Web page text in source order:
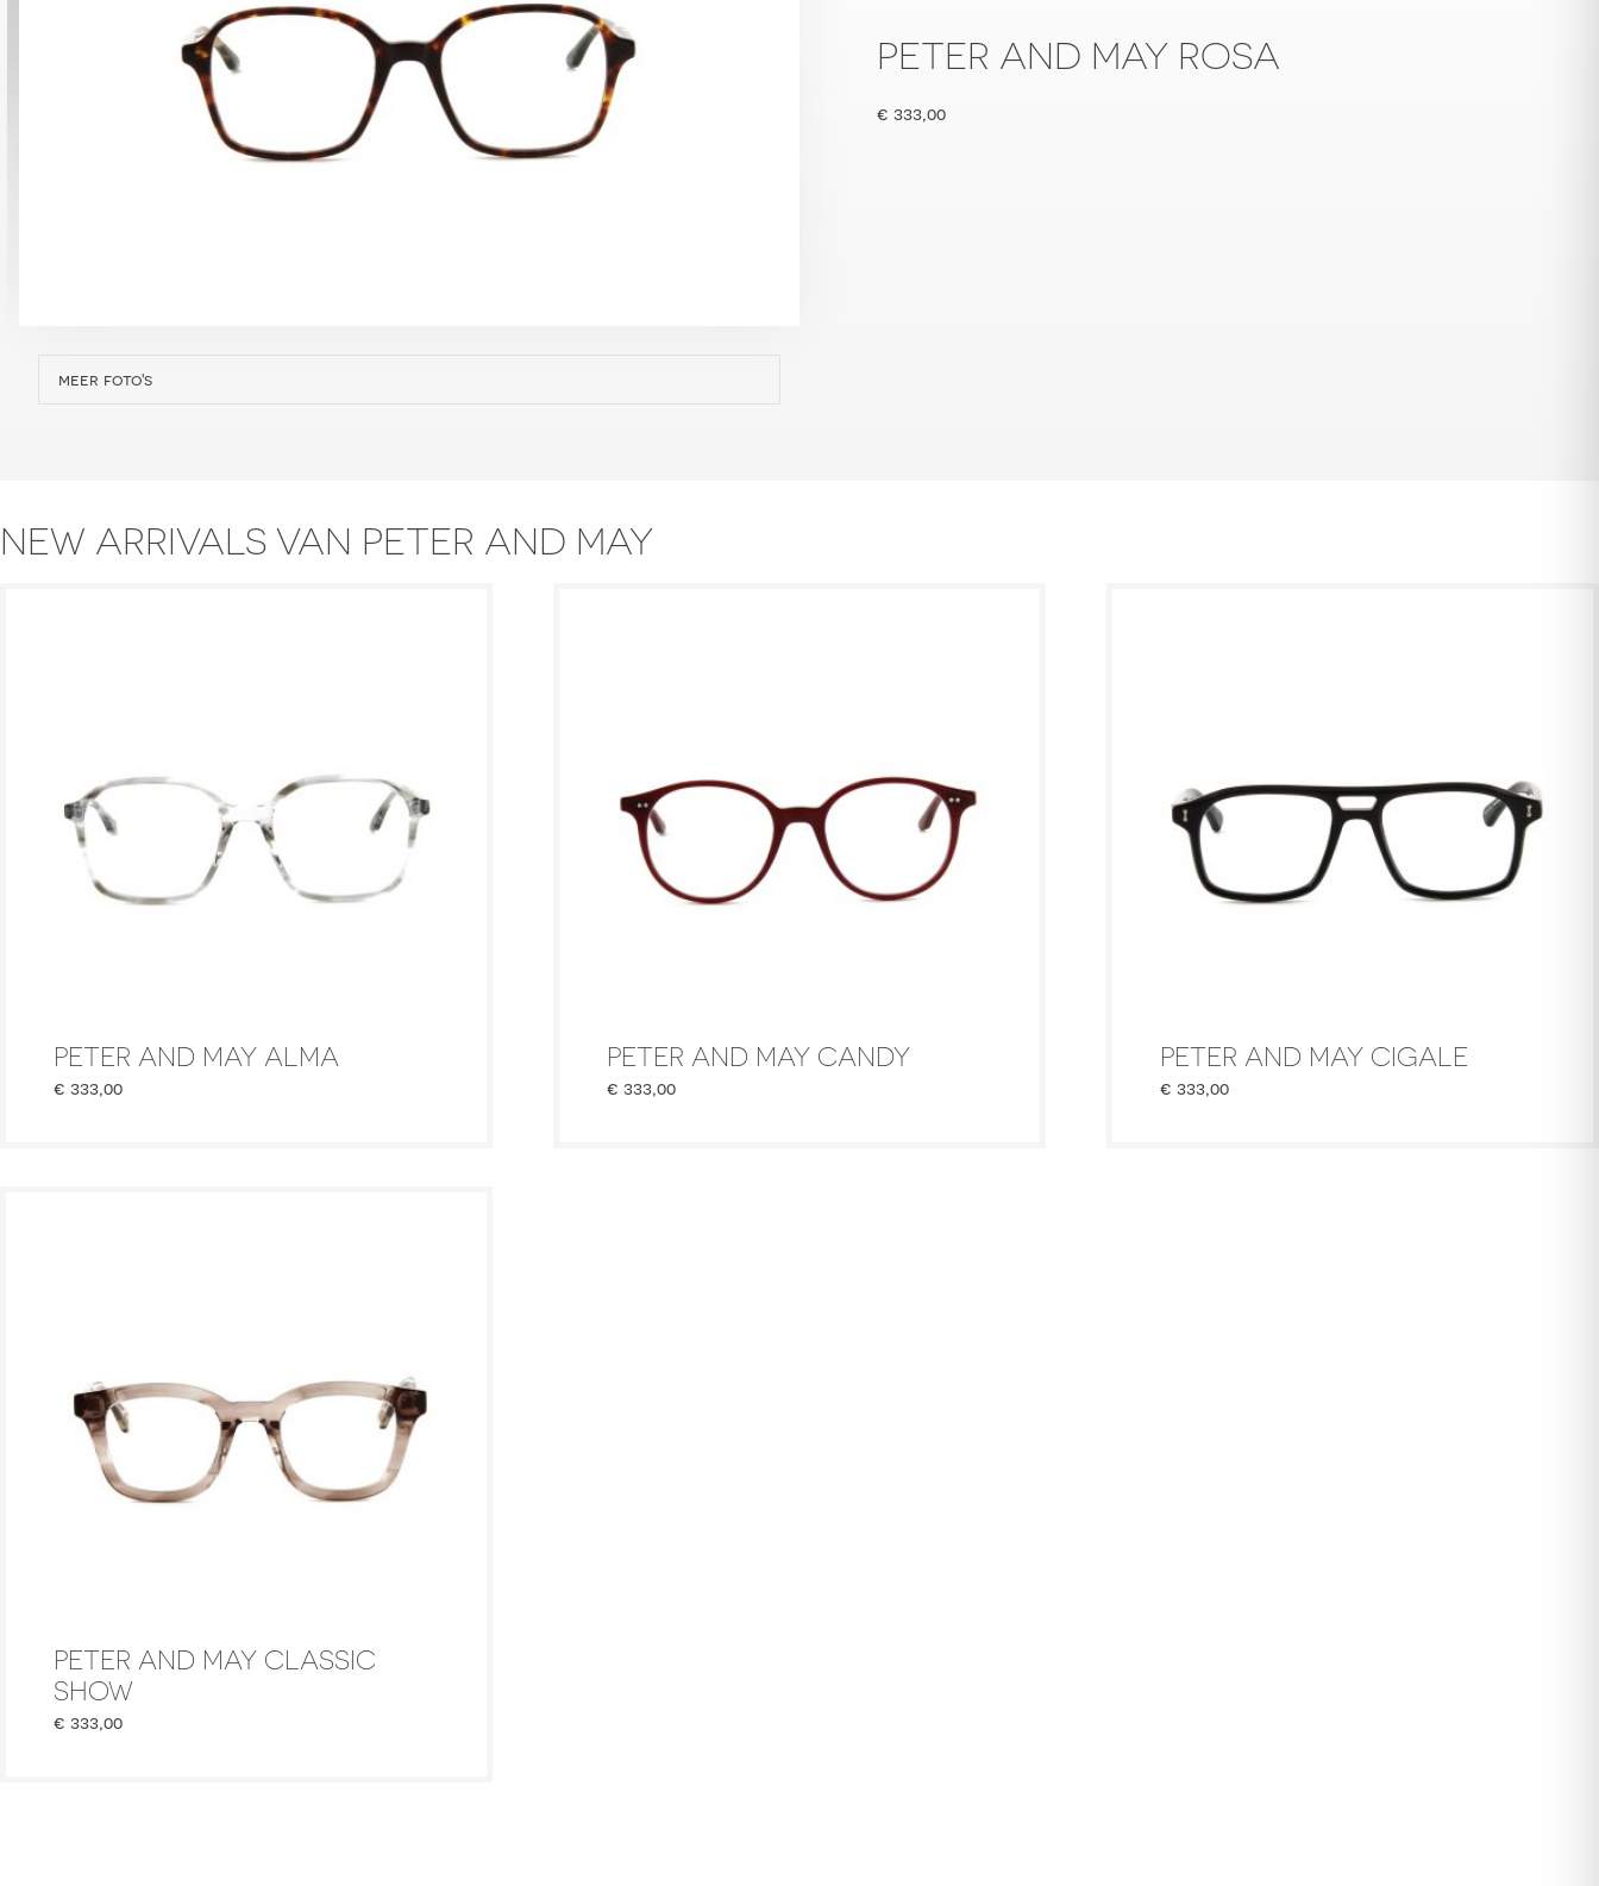
meer foto's
PETER AND MAY ROSA
€ 333,00
NEW ARRIVALS VAN PETER AND MAY
PETER AND MAY ALMA
€ 333,00
PETER AND MAY CANDY
€ 333,00
PETER AND MAY CIGALE
€ 333,00
PETER AND MAY CLASSIC
SHOW
€ 333,00